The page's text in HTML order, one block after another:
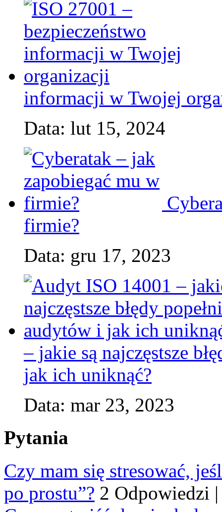
informacji w Twojej
Data: lut 15, 2024
firmie?
Data: gru 17, 2023
– jakie są najczęstsze
jak ich uniknąć?
Data: mar 23, 2023
Pytania
Czy mam się stresować,
po prostu”? 2 Odpowiedzi